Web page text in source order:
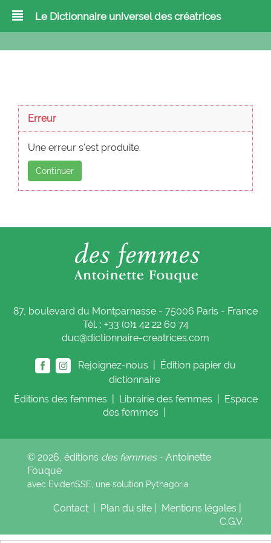
Le Dictionnaire universel des créatrices
Erreur
Une erreur s'est produite.
Continuer
87, boulevard du Montparnasse - 75006 Paris - France
Tél. : +33 (0)1 42 22 60 74
duc@dictionnaire-creatrices.com
Rejoignez-nous |
Édition papier du
dictionnaire
Éditions des femmes Librairie des femmes
Espace
des femmes
© 2026, éditions des femmes- Antoinette
Fouque
avec EvidenSSE, une solution Pythagoria
Contact Plan du site Mentions légales
C.G.V.